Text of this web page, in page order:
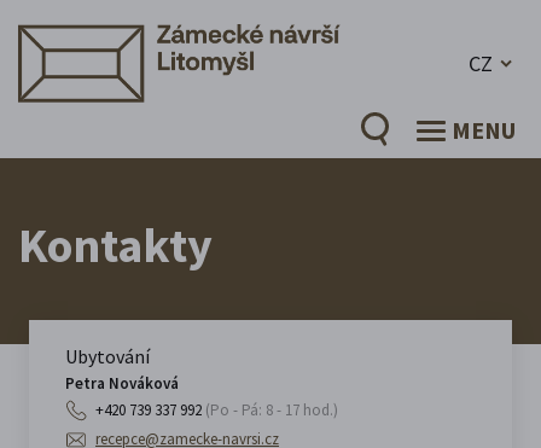
CZ
MENU
Kontakty
Ubytování
Petra Nováková
+420 739 337 992 (Po - Pá: 8 - 17 hod.)
recepce@zamecke-navrsi.cz